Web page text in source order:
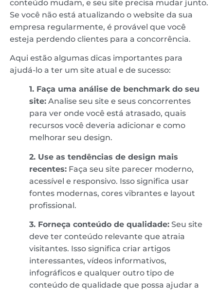
conteúdo mudam, e seu site precisa mudar junto.
Se você não está atualizando o website da sua
empresa regularmente, é provável que você
esteja perdendo clientes para a concorrência.
Aqui estão algumas dicas importantes para
ajudá-lo a ter um site atual e de sucesso:
1. Faça uma análise de benchmark do seu
site: Analise seu site e seus concorrentes
para ver onde você está atrasado, quais
recursos você deveria adicionar e como
melhorar seu design.
2. Use as tendências de design mais
recentes: Faça seu site parecer moderno,
acessível e responsivo. Isso significa usar
fontes modernas, cores vibrantes e layout
profissional.
3. Forneça conteúdo de qualidade: Seu site
deve ter conteúdo relevante que atraia
visitantes. Isso significa criar artigos
interessantes, vídeos informativos,
infográficos e qualquer outro tipo de
conteúdo de qualidade que possa ajudar a